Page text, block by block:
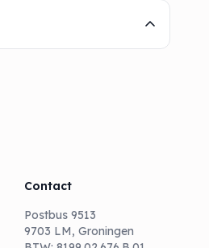
Contact
Postbus 9513
9703 LM, Groningen